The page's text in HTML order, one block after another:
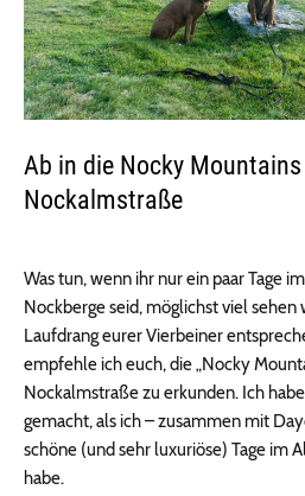
Ab in die Nocky
Nockalmstraße
Was tun, wenn ihr nur ein paar Tage
Nockberge seid, möglichst viel
Laufdrang eurer Vierbeiner
empfehle ich euch, die „Nocky
Nockalmstraße zu erkunden. Ich
gemacht, als ich – zusammen mit
schöne (und sehr luxuriöse) Tage im
habe.